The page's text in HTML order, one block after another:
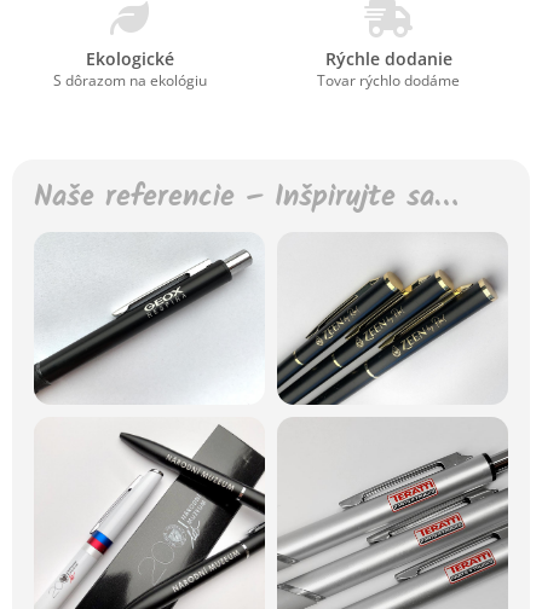
Ekologické
S dôrazom na ekológiu
Rýchle dodanie
Tovar rýchlo dodáme
Naše referencie – Inšpirujte sa…